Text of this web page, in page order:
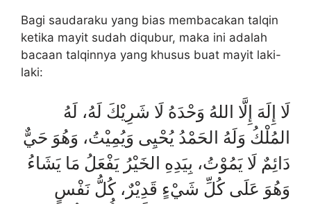
Bagi saudaraku yang bias membacakan talqin
ketika mayit sudah diqubur, maka ini adalah
bacaan talqinnya yang khusus buat mayit laki-
laki:
لَا إِلَهَ إِلَّا اللهُ وَحْدَهُ لَا شَرِيْكَ لَهُ، لَهُ
المُلْكُ وَلَهُ الحَمْدُ يُحْيِى وَيُمِيْتُ، وَهُوَ حَيٌّ
دَائِمٌ لَا يَمُوْتُ، بِيَدِهِ الخَيْرُ يَفْعَلُ مَا يَشَاءُ
وَهُوَ عَلَى كُلِّ شَيْءٍ قَدِيْرٌ، كُلُّ نَفْسٍ